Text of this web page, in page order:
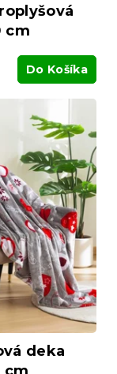
cm
Do Košíka
deka